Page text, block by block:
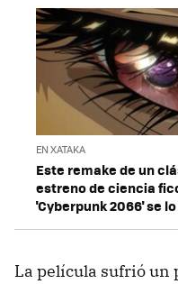
EN XATAKA
Este remake de un
estreno de ciencia
'Cyberpunk 2066' se
La película sufrió un